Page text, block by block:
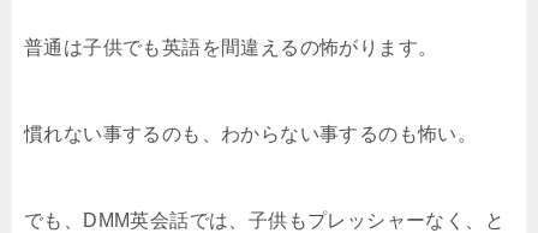
普通は子供でも英語を間違えるの怖がります。
慣れない事するのも、わからない事するのも怖い。
でも、DMM英会話では、子供もプレッシャーなく、と